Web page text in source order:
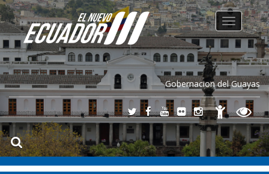
Gobernacion del Guayas
Toggle
navigation